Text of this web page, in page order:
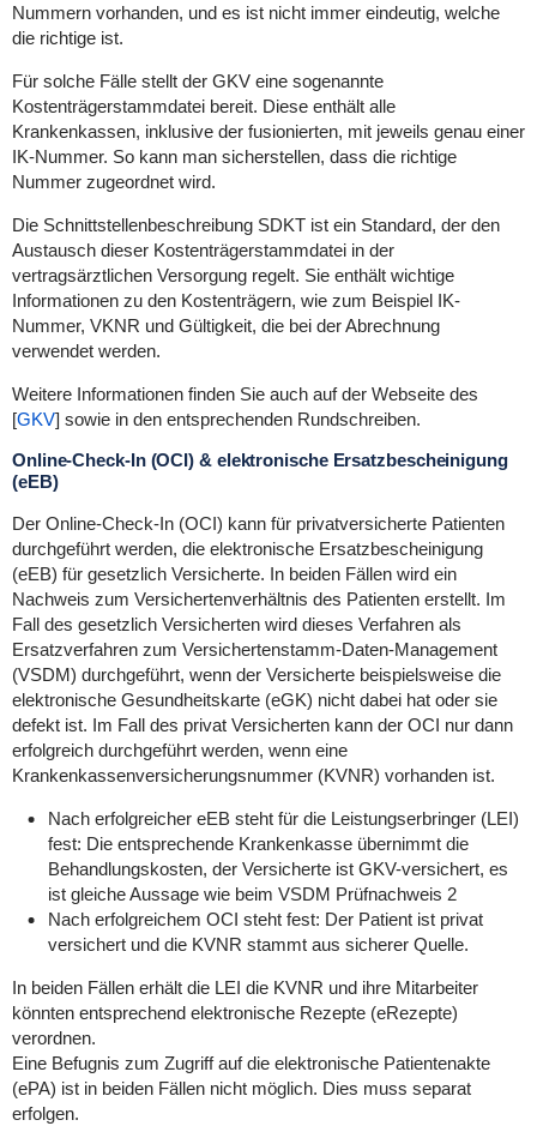
Nummern vorhanden, und es ist nicht immer eindeutig, welche
die richtige ist.
Für solche Fälle stellt der GKV eine sogenannte
Kostenträgerstammdatei bereit. Diese enthält alle
Krankenkassen, inklusive der fusionierten, mit jeweils genau einer
IK-Nummer. So kann man sicherstellen, dass die richtige
Nummer zugeordnet wird.
Die Schnittstellenbeschreibung SDKT ist ein Standard, der den
Austausch dieser Kostenträgerstammdatei in der
vertragsärztlichen Versorgung regelt. Sie enthält wichtige
Informationen zu den Kostenträgern, wie zum Beispiel IK-
Nummer, VKNR und Gültigkeit, die bei der Abrechnung
verwendet werden.
Weitere Informationen finden Sie auch auf der Webseite des
[GKV] sowie in den entsprechenden Rundschreiben.
Online-Check-In (OCI) & elektronische Ersatzbescheinigung
(eEB)
Der Online-Check-In (OCI) kann für privatversicherte Patienten
durchgeführt werden, die elektronische Ersatzbescheinigung
(eEB) für gesetzlich Versicherte. In beiden Fällen wird ein
Nachweis zum Versichertenverhältnis des Patienten erstellt. Im
Fall des gesetzlich Versicherten wird dieses Verfahren als
Ersatzverfahren zum Versichertenstamm-Daten-Management
(VSDM) durchgeführt, wenn der Versicherte beispielsweise die
elektronische Gesundheitskarte (eGK) nicht dabei hat oder sie
defekt ist. Im Fall des privat Versicherten kann der OCI nur dann
erfolgreich durchgeführt werden, wenn eine
Krankenkassenversicherungsnummer (KVNR) vorhanden ist.
Nach erfolgreicher eEB steht für die Leistungserbringer (LEI)
fest: Die entsprechende Krankenkasse übernimmt die
Behandlungskosten, der Versicherte ist GKV-versichert, es
ist gleiche Aussage wie beim VSDM Prüfnachweis 2
Nach erfolgreichem OCI steht fest: Der Patient ist privat
versichert und die KVNR stammt aus sicherer Quelle.
In beiden Fällen erhält die LEI die KVNR und ihre Mitarbeiter
könnten entsprechend elektronische Rezepte (eRezepte)
verordnen.
Eine Befugnis zum Zugriff auf die elektronische Patientenakte
(ePA) ist in beiden Fällen nicht möglich. Dies muss separat
erfolgen.